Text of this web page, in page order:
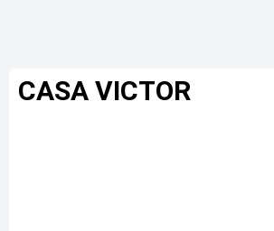
CASA VICTOR